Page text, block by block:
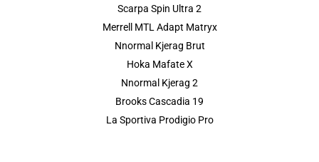
Scarpa Spin Ultra 2
Merrell MTL Adapt Matryx
Nnormal Kjerag Brut
Hoka Mafate X
Nnormal Kjerag 2
Brooks Cascadia 19
La Sportiva Prodigio Pro